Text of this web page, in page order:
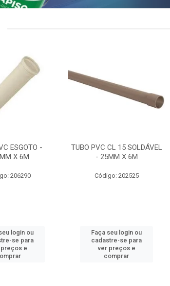
ESGOTO -
X 6M
206290
login ou
se para
e
TUBO PVC CL 15 SOLDÁVEL
- 25MM X 6M
Código: 202525
Faça seu login ou
cadastre-se para
ver preços e
comprar